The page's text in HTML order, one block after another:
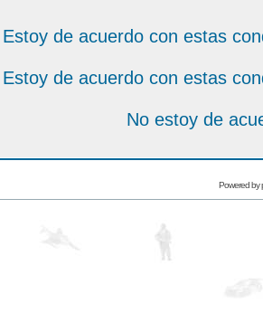
Estoy de acuerdo con estas
Estoy de acuerdo con estas
No estoy de
Powered by